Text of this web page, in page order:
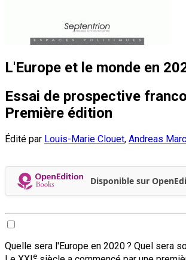
L'Europe et le monde en
Essai de prospective
Première édition
Édité par Louis-Marie Clouet, Andreas
Disponible sur
Quelle sera l'Europe en 2020 ? Quel sera
e